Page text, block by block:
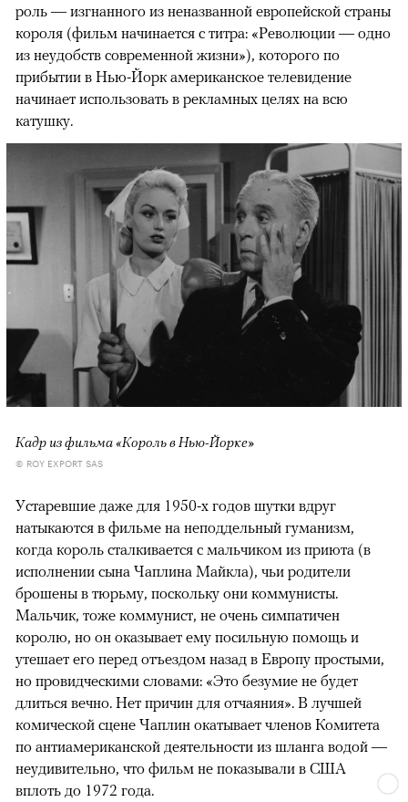
роль — изгнанного из неназванной европейской страны
короля (фильм начинается с титра: «Революции — одно
из неудобств современной жизни»), которого по
прибытии в Нью-Йорк американское телевидение
начинает использовать в рекламных целях на всю
катушку.
Кадр из фильма «Король в Нью-Йорке»
© ROY EXPORT SAS
Устаревшие даже для 1950-х годов шутки вдруг
натыкаются в фильме на неподдельный гуманизм,
когда король сталкивается с мальчиком из приюта (в
исполнении сына Чаплина Майкла), чьи родители
брошены в тюрьму, поскольку они коммунисты.
Мальчик, тоже коммунист, не очень симпатичен
королю, но он оказывает ему посильную помощь и
утешает его перед отъездом назад в Европу простыми,
но провидческими словами: «Это безумие не будет
длиться вечно. Нет причин для отчаяния». В лучшей
комической сцене Чаплин окатывает членов Комитета
по антиамериканской деятельности из шланга водой —
неудивительно, что фильм не показывали в США
вплоть до 1972 года.